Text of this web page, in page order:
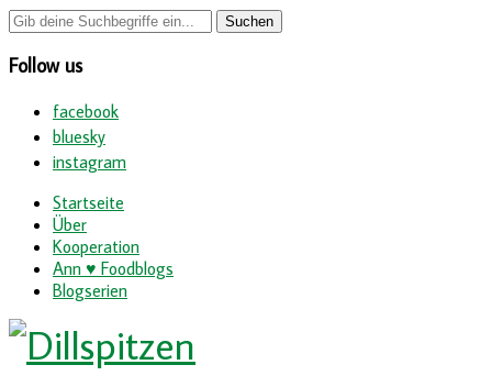
Follow us
facebook
bluesky
instagram
Startseite
Über
Kooperation
Ann ♥ Foodblogs
Blogserien